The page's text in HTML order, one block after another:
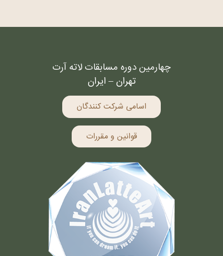
چهارمین دوره مسابقات لاته آرت
تهران – ایران
اسامی شرکت کنندگان
قوانین و مقررات